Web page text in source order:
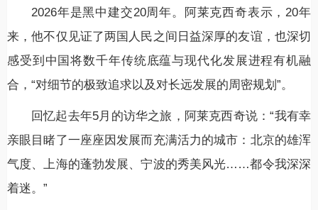
2026年是黑中建交20周年。阿莱克西奇表示，20年
来，他不仅见证了两国人民之间日益深厚的友谊，也深切
感受到中国将数千年传统底蕴与现代化发展进程有机融
合，“对细节的极致追求以及对长远发展的周密规划”。
回忆起去年5月的访华之旅，阿莱克西奇说：“我有幸
亲眼目睹了一座座因发展而充满活力的城市：北京的雄浑
气度、上海的蓬勃发展、宁波的秀美风光……都令我深深
着迷。”